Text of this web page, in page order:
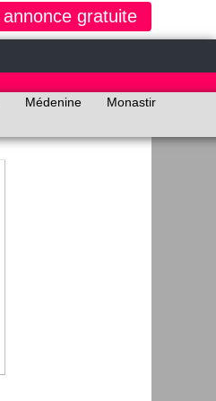
gratuite
Médenine
Monastir